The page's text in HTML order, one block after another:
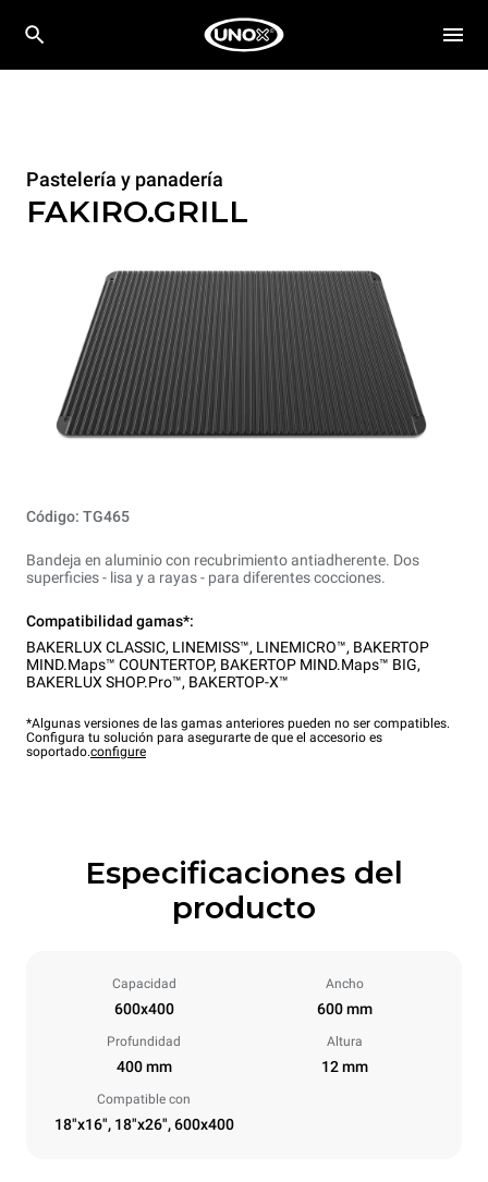
Pastelería y panadería
FAKIRO.GRILL
Código: TG465
Bandeja en aluminio con recubrimiento antiadherente. Dos
superficies - lisa y a rayas - para diferentes cocciones.
Compatibilidad gamas*:
BAKERLUX CLASSIC, LINEMISS™, LINEMICRO™, BAKERTOP
MIND.Maps™ COUNTERTOP, BAKERTOP MIND.Maps™ BIG,
BAKERLUX SHOP.Pro™, BAKERTOP-X™
*Algunas versiones de las gamas anteriores pueden no ser compatibles.
Configura tu solución para asegurarte de que el accesorio es
soportado.configure
Especificaciones del
producto
Capacidad
600x400
Ancho
600 mm
Profundidad
400 mm
Altura
12 mm
Compatible con
18"x16", 18"x26", 600x400